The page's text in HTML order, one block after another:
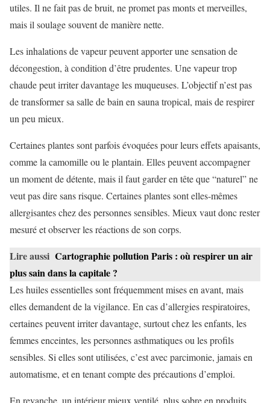
utiles. Il ne fait pas de bruit, ne promet pas monts et merveilles,
mais il soulage souvent de manière nette.
Les inhalations de vapeur peuvent apporter une sensation de
décongestion, à condition d’être prudentes. Une vapeur trop
chaude peut irriter davantage les muqueuses. L’objectif n’est pas
de transformer sa salle de bain en sauna tropical, mais de respirer
un peu mieux.
Certaines plantes sont parfois évoquées pour leurs effets apaisants,
comme la camomille ou le plantain. Elles peuvent accompagner
un moment de détente, mais il faut garder en tête que “naturel” ne
veut pas dire sans risque. Certaines plantes sont elles-mêmes
allergisantes chez des personnes sensibles. Mieux vaut donc rester
mesuré et observer les réactions de son corps.
Lire aussi Cartographie pollution Paris : où respirer un air
plus sain dans la capitale ?
Les huiles essentielles sont fréquemment mises en avant, mais
elles demandent de la vigilance. En cas d’allergies respiratoires,
certaines peuvent irriter davantage, surtout chez les enfants, les
femmes enceintes, les personnes asthmatiques ou les profils
sensibles. Si elles sont utilisées, c’est avec parcimonie, jamais en
automatisme, et en tenant compte des précautions d’emploi.
En revanche, un intérieur mieux ventilé, plus sobre en produits